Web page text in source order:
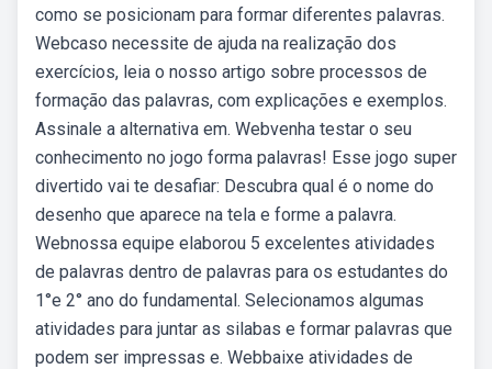
como se posicionam para formar diferentes palavras.
Webcaso necessite de ajuda na realização dos
exercícios, leia o nosso artigo sobre processos de
formação das palavras, com explicações e exemplos.
Assinale a alternativa em. Webvenha testar o seu
conhecimento no jogo forma palavras! Esse jogo super
divertido vai te desafiar: Descubra qual é o nome do
desenho que aparece na tela e forme a palavra.
Webnossa equipe elaborou 5 excelentes atividades
de palavras dentro de palavras para os estudantes do
1°e 2° ano do fundamental. Selecionamos algumas
atividades para juntar as silabas e formar palavras que
podem ser impressas e. Webbaixe atividades de